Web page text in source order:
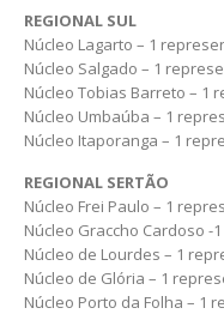
REGIONAL SUL
Núcleo Lagarto – 1
Núcleo Salgado – 1
Núcleo Tobias Barreto – 1
Núcleo Umbaúba – 1
Núcleo Itaporanga – 1
REGIONAL SERTÃO
Núcleo Frei Paulo – 1
Núcleo Graccho Cardoso -
Núcleo de Lourdes – 1
Núcleo de Glória – 1
Núcleo Porto da Folha – 1